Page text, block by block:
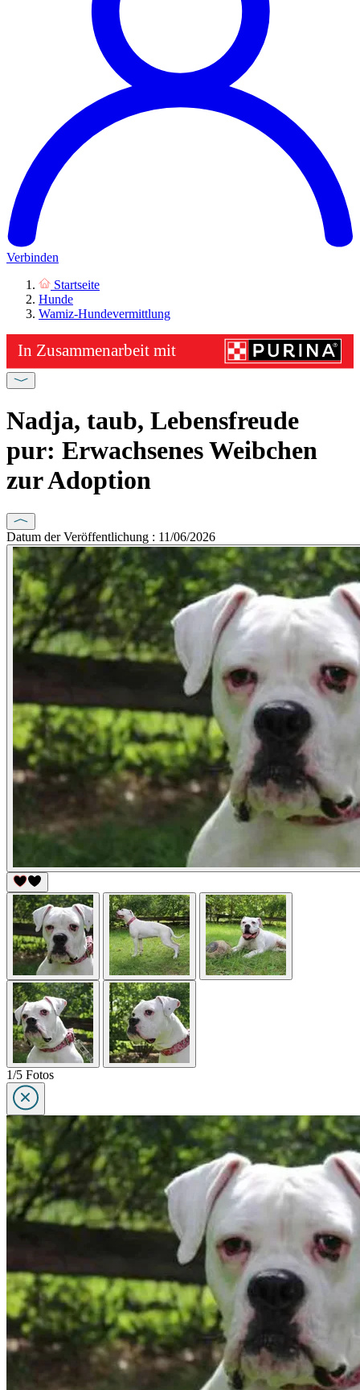
Verbinden
Startseite
Hunde
Wamiz-Hundevermittlung
Nadja, taub, Lebensfreude
pur: Erwachsenes Weibchen
zur Adoption
Datum der Veröffentlichung : 11/06/2026
1/5 Fotos